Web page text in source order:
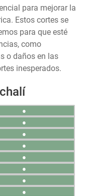
para mejorar la
Estos cortes se
para que esté
como
o daños en las
inesperados.
●
●
●
●
●
●
●
●